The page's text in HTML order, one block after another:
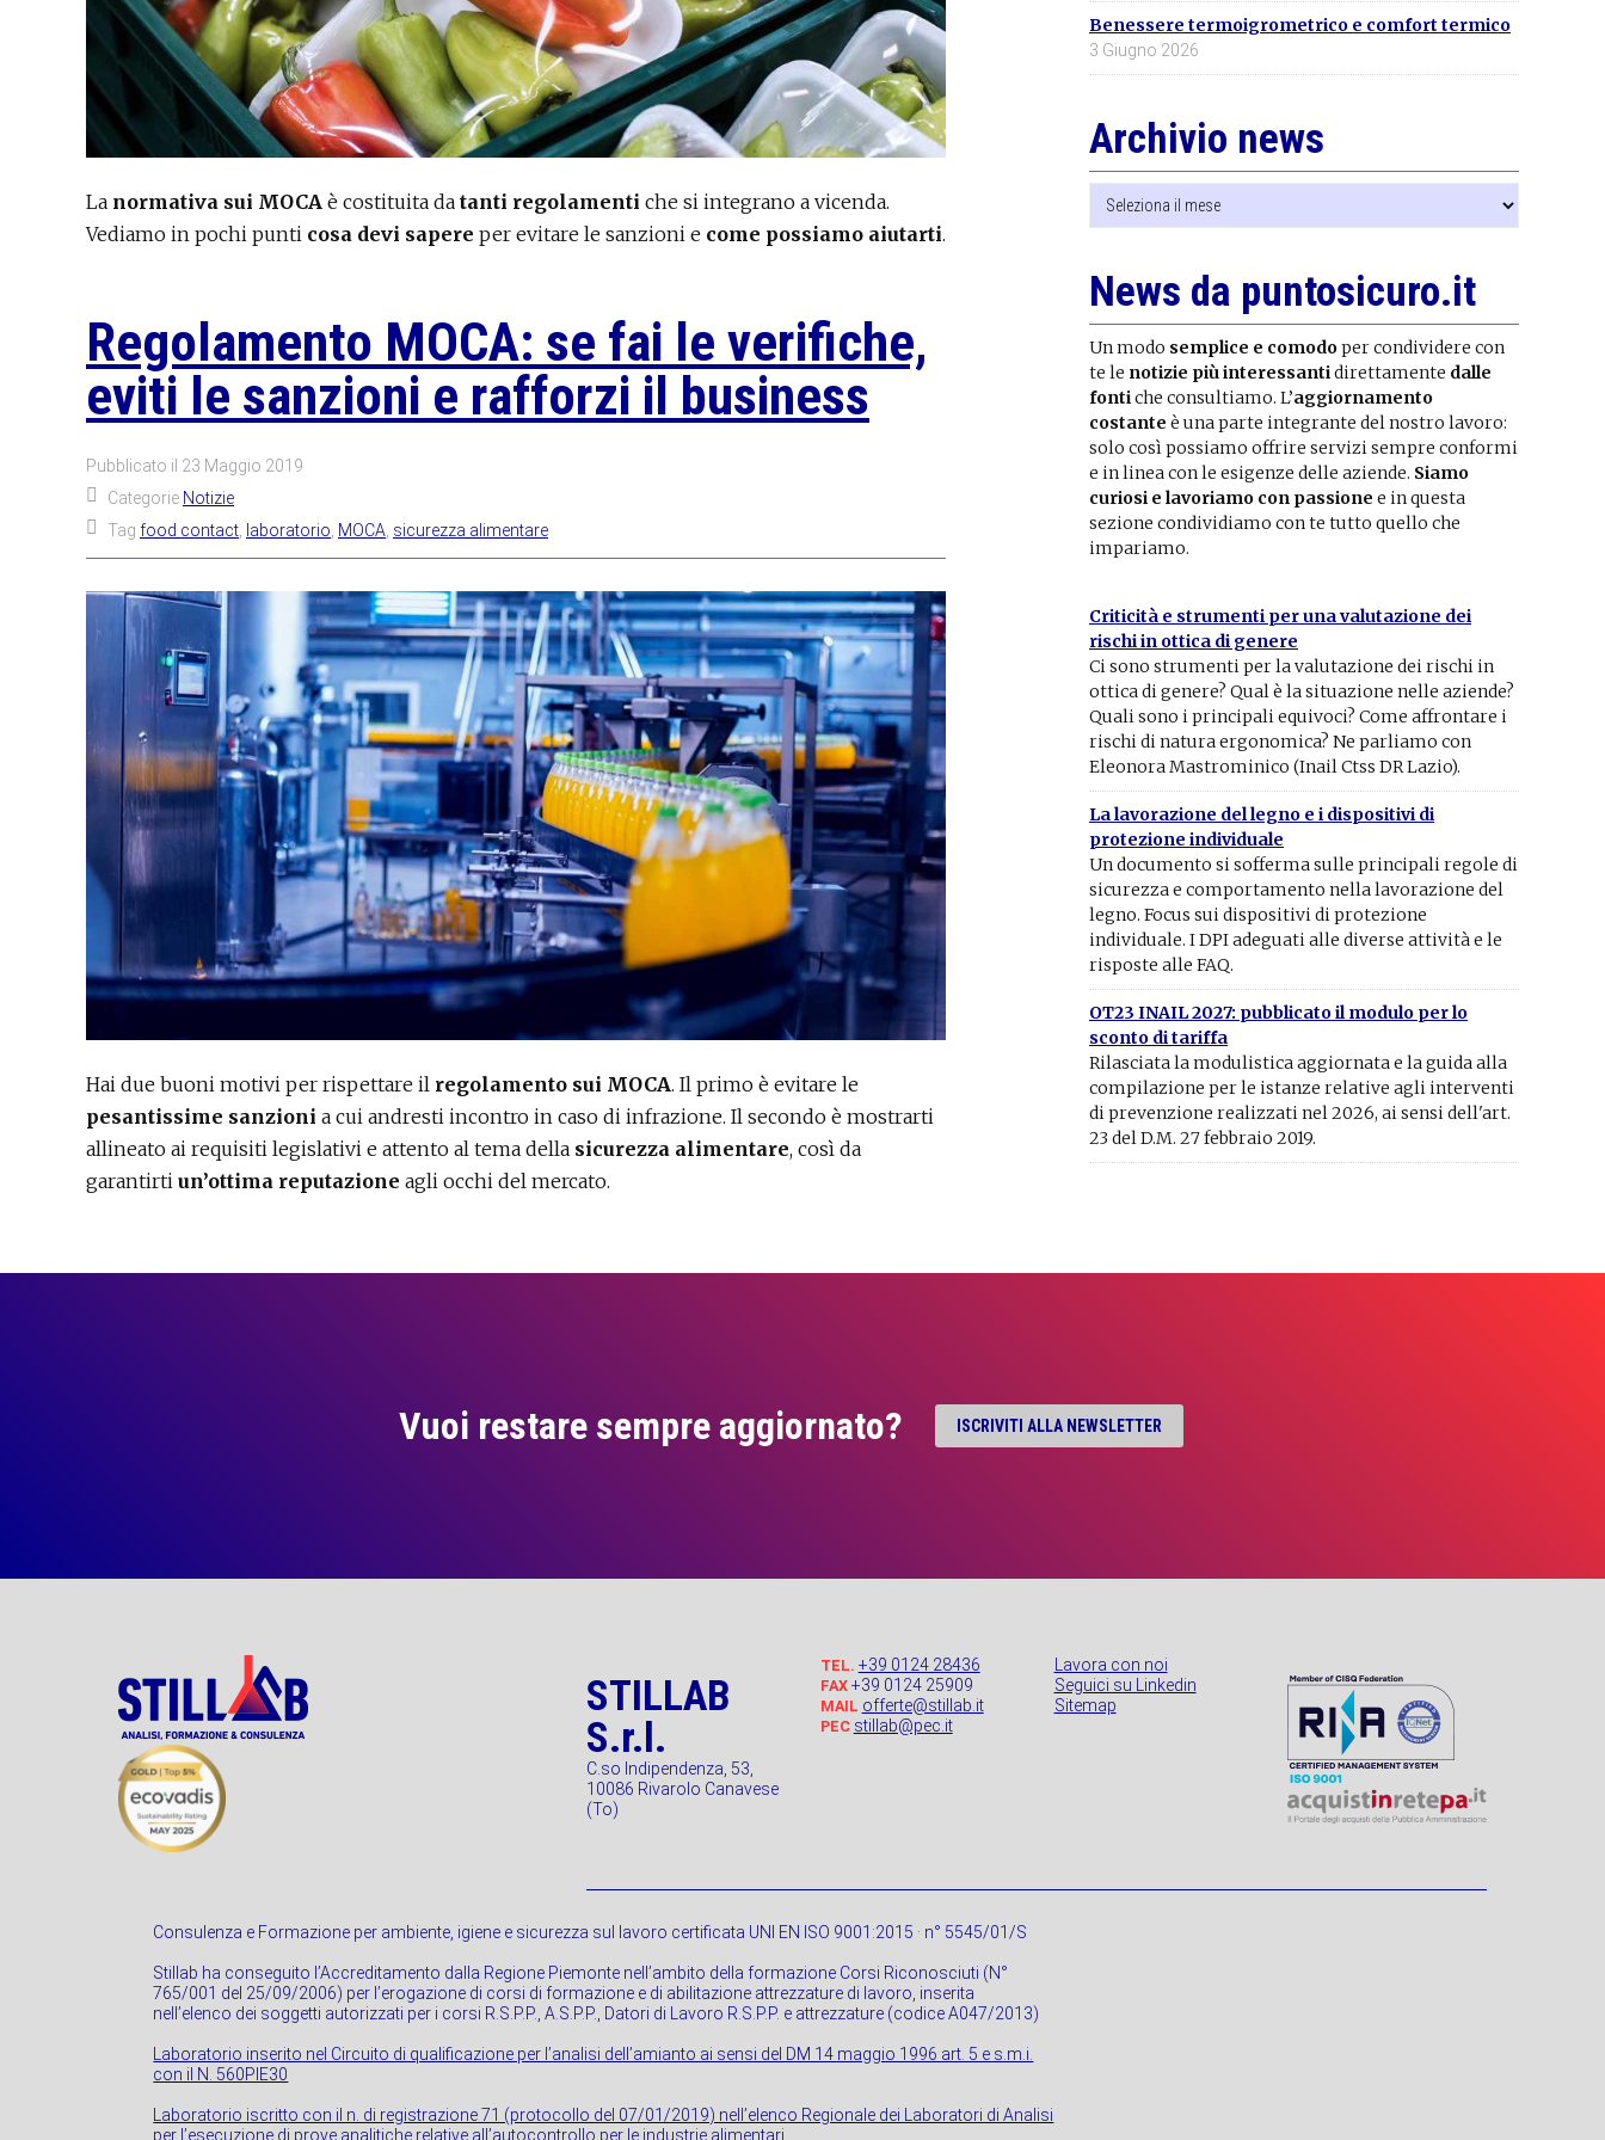
La normativa sui MOCA è costituita da tanti regolamenti che si integrano a vicenda.
Vediamo in pochi punti cosa devi sapere per evitare le sanzioni e come possiamo aiutarti.
Regolamento MOCA: se fai le verifiche,
eviti le sanzioni e rafforzi il business
Pubblicato il 23 Maggio 2019
Categorie Notizie
Tag food contact laboratorio MOCA sicurezza alimentare
Hai due buoni motivi per rispettare il regolamento sui MOCA. Il primo è evitare le
pesantissime sanzioni a cui andresti incontro in caso di infrazione. Il secondo è mostrarti
allineato ai requisiti legislativi e attento al tema della sicurezza alimentare, così da
garantirti un’ottima reputazione agli occhi del mercato.
Benessere termoigrometrico e comfort termico
3 Giugno 2026
Archivio news
Archivio
news
News da puntosicuro.it
Un modo semplice e comodoper condividere con
te le notizie più interessantidirettamente dalle
fontiche consultiamo. L’aggiornamento
costante è una parte integrante del nostro lavoro:
solo così possiamo offrire servizi sempre conformi
e in linea con le esigenze delle aziende. Siamo
curiosi e lavoriamo con passione e in questa
sezione condividiamo con te tutto quello che
impariamo.
Criticità e strumenti per una valutazione dei
rischi in ottica di genere
Ci sono strumenti per la valutazione dei rischi in
ottica di genere? Qual è la situazione nelle aziende?
Quali sono i principali equivoci? Come affrontare i
rischi di natura ergonomica? Ne parliamo con
Eleonora Mastrominico (Inail Ctss DR Lazio).
La lavorazione del legno e i dispositivi di
protezione individuale
Un documento si sofferma sulle principali regole di
sicurezza e comportamento nella lavorazione del
legno. Focus sui dispositivi di protezione
individuale. I DPI adeguati alle diverse attività e le
risposte alle FAQ.
OT23 INAIL 2027: pubblicato il modulo per lo
sconto di tariffa
Rilasciata la modulistica aggiornata e la guida alla
compilazione per le istanze relative agli interventi
di prevenzione realizzati nel 2026, ai sensi dell'art.
23 del D.M. 27 febbraio 2019.
Vuoi restare sempre aggiornato? ISCRIVITI ALLA NEWSLETTER
STILLAB
S.r.l.
C.so Indipendenza, 53,
10086 Rivarolo Canavese
(To)
TEL. +39 0124 28436
FAX+39 0124 25909
MAIL offerte@stillab.it
PEC stillab@pec.it
Lavora con noi
Seguici su Linkedin
Sitemap
Consulenza e Formazione per ambiente, igiene e sicurezza sul lavoro certificata UNI EN ISO 9001:2015 · n° 5545/01/S
Stillab ha conseguito l’Accreditamento dalla Regione Piemonte nell’ambito della formazione Corsi Riconosciuti (N°
765/001 del 25/09/2006) per l’erogazione di corsi di formazione e di abilitazione attrezzature di lavoro, inserita
nell’elenco dei soggetti autorizzati per i corsi R.S.P.P., A.S.P.P., Datori di Lavoro R.S.P.P. e attrezzature (codice A047/2013)
Laboratorio inserito nel Circuito di qualificazione per l’analisi dell’amianto ai sensi del DM 14 maggio 1996 art. 5 e s.m.i.
con il N. 560PIE30
Laboratorio iscritto con il n. di registrazione 71 (protocollo del 07/01/2019) nell’elenco Regionale dei Laboratori di Analisi
per l’esecuzione di prove analitiche relative all’autocontrollo per le industrie alimentari.